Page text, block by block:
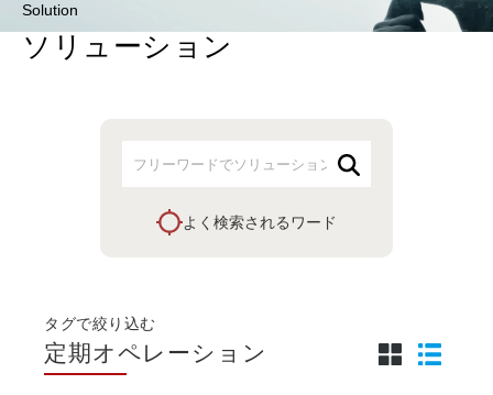
Solution
ソリューション
よく検索されるワード
タグで絞り込む
定期オペレーション